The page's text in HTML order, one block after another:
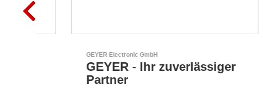
GEYER Electronic GmbH
GEYER - Ihr zuverlässiger
Partner